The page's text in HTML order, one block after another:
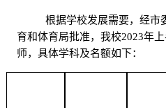
根据学校发展需要，经市
育和体育局批准，我校2023年
师，具体学科及名额如下：